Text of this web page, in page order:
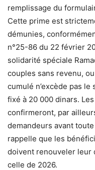
remplissage du
Cette prime est
démunies,
n°25-86 du 22 février
solidarité spéciale
couples sans revenu,
cumulé n’excède pas
fixé à 20 000 dinars.
confirmeront, par
demandeurs avant
rappelle que les
doivent renouveler leur
celle de 2026.